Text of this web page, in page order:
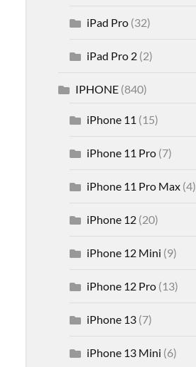
iPad Pro(32)
iPad Pro 2(2)
IPHONE(840)
iPhone 11 (15)
iPhone 11 Pro(7)
iPhone 11 Pro Max(4)
iPhone 12(20)
iPhone 12 Mini (9)
iPhone 12 Pro(13)
iPhone 13(7)
iPhone 13 Mini (6)